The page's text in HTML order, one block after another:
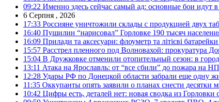
09:22 Именно здесь сейчас самый ад: основные бои идут
6 Серпня , 2026
17:33 Россияне уничтожили склады с продукцией двух
16:40 Пушилин “нарисовал” Горловке 190 тысяч
16:09 Прилади та аксесуари: флоуметр та літієві
15:57 Расстрел пленного под Волновахой: прокуратура
15:04 В Дружковке отменили отопительный сезон: в
13:11 Атака на Ярославль: от “все сбили” до пожара на
12:28 Удары РФ по Донецкой области забрали еще одну
11:35 Оккупанты опять заявили о планах снести десятки
10:42 Цифры есть, деталей нет: новая сводка из